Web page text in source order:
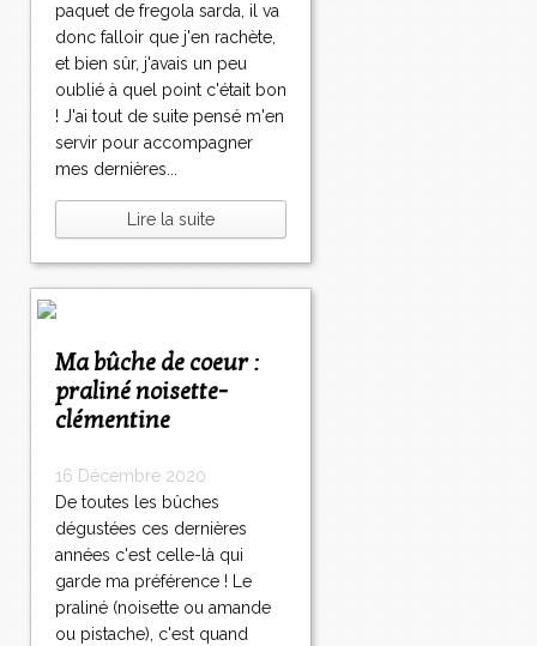
paquet de fregola sarda, il va
donc falloir que j'en rachète,
et bien sûr, j'avais un peu
oublié à quel point c'était bon
! J'ai tout de suite pensé m'en
servir pour accompagner
mes dernières...
Lire la suite
Ma bûche de coeur :
praliné noisette-
clémentine
16 Décembre 2020
De toutes les bûches
dégustées ces dernières
années c'est celle-là qui
garde ma préférence ! Le
praliné (noisette ou amande
ou pistache), c'est quand